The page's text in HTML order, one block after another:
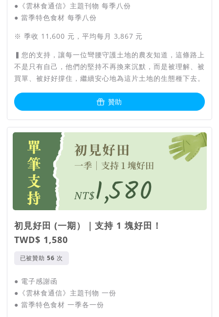
●《雲林食通信》主題刊物 每季八份
● 當季特色食材 每季八份
※ 季收 11,600 元，平均每月 3,867 元
▍您的支持，讓每一位彎腰守護土地的農友知道，這條路上
不是只有自己，他們的堅持不再換來沉默，而是被理解、被
買單、被好好撐住，繼續安心地為這片土地的生態種下去。
贊助
初見好田 (一期）｜支持 1 塊好田！
TWD$ 1,580
已被贊助 次
● 電子感謝函
●《雲林食通信》主題刊物 一份
● 當季特色食材 一季各一份